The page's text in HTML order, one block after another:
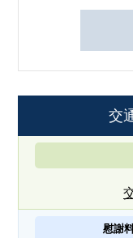
交
慰謝